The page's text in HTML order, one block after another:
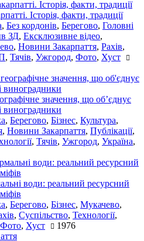
Історія, факти, традиції
, Без кордонів, Берегово, Головні
ЗД, Ексклюзивне відео,
, Новини Закарпаття, Рахів,
, Тячів, Ужгород, Фото, Хуст
значення, що об’єднує
виноградники
, Берегово, Бізнес, Культура,
, Новини Закарпаття, Публікації,
, Тячів, Ужгород, Україна,
води: реальний ресурсний
, Берегово, Бізнес, Мукачево,
, Суспільство, Технології,
Фото, Хуст 1976